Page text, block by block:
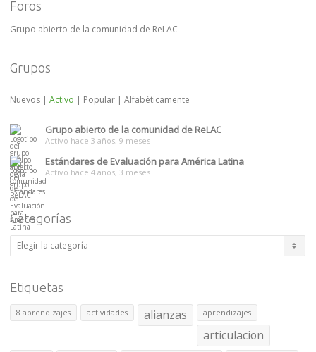
Foros
Grupo abierto de la comunidad de ReLAC
Grupos
Nuevos | Activo | Popular | Alfabéticamente
Grupo abierto de la comunidad de ReLAC
Activo hace 3 años, 9 meses
Estándares de Evaluación para América Latina
Activo hace 4 años, 3 meses
Categorías
Categorías
Etiquetas
8 aprendizajes actividades alianzas aprendizajes
articulacion